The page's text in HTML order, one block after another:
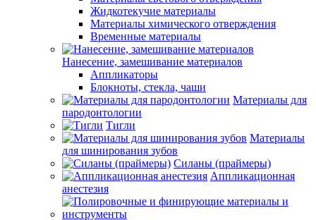
Жидкотекучие материалы
Материалы химического отверждения
Временные материалы
Нанесение, замешивание материалов
Аппликаторы
Блокноты, стекла, чаши
Материалы для
пародонтологии
Тигли
Материалы
для шинирования зубов
Силаны (праймеры)
Аппликационная
анестезия